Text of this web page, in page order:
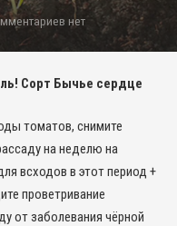
нет
Сорт Бычье сердце
томатов, снимите
на неделю на
всходов в этот период +
проветривание
от заболевания чёрной